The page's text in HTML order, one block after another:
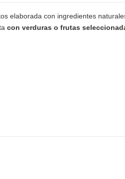
elaborada con ingredientes
con verduras o frutas